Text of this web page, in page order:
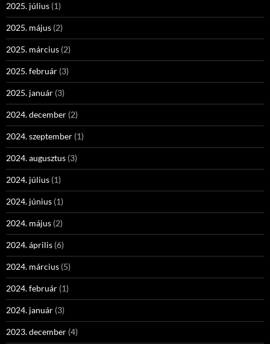
2025. július (1)
2025. május (2)
2025. március (2)
2025. február (3)
2025. január (3)
2024. december (2)
2024. szeptember (1)
2024. augusztus (3)
2024. július (1)
2024. június (1)
2024. május (2)
2024. április (6)
2024. március (5)
2024. február (1)
2024. január (3)
2023. december (4)